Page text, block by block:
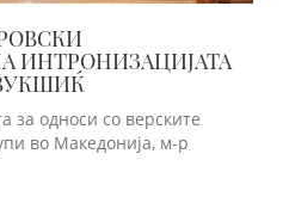
ИНТРОНИЗАЦИЈАТА
за односи со верските
во Македонија, м-р